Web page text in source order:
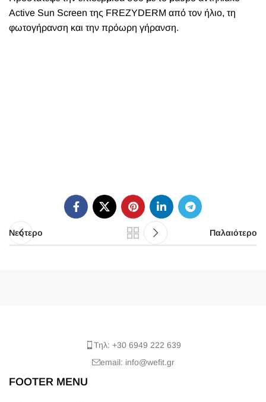
Active Sun Screen της FREZYDERM από τον ήλιο, τη
φωτογήρανση και την πρόωρη γήρανση.
Νεότερο Παλαιότερο
Τηλ: +30 6949 222 639
email: info@wefit.gr
FOOTER MENU